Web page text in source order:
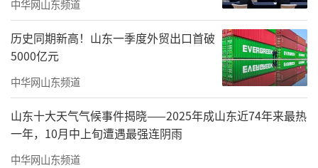
东省地矿局工作的批示要求。山东省纪委监委
驻省自然资源厅纪检监察组组长丁钟海到会指
导。山东省地矿局党组书记、局长张成伟出席
会议并讲话，局党组副书记、副局长张庆华主
持会议，局领导班子成员出席会议。
会议指出，2025年在省委、省政府坚强领
导下，山东省地矿局全局上下以习近平总书记
中华网山东频道
历史同期新高！山东一季度外贸出口首破
5000亿元
中华网山东频道
山东十大天气气候事件揭晓——2025年成山东近74年来最热
一年，10月中上旬遭遇最强连阴雨
中华网山东频道